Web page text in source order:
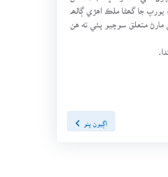
جا گھڻا ملڪ اهڙي ڳالھہ
مارڻ متعلق سوچيو پئي ته هن
اڳيون پنو